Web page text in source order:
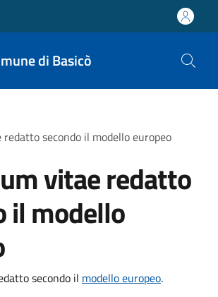
di Basicò
secondo il modello europeo
vitae redatto
il modello
secondo il modello europeo.